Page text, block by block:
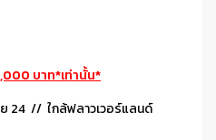
บาท*เท่านั้น*
24 // ใกล้ฟลาวเวอร์แลนด์